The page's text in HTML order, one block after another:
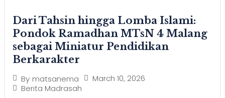
Dari Tahsin hingga Lomba Islami:
Pondok Ramadhan MTsN 4 Malang
sebagai Miniatur Pendidikan
Berkarakter
By matsanema
March 10, 2026
Berita Madrasah